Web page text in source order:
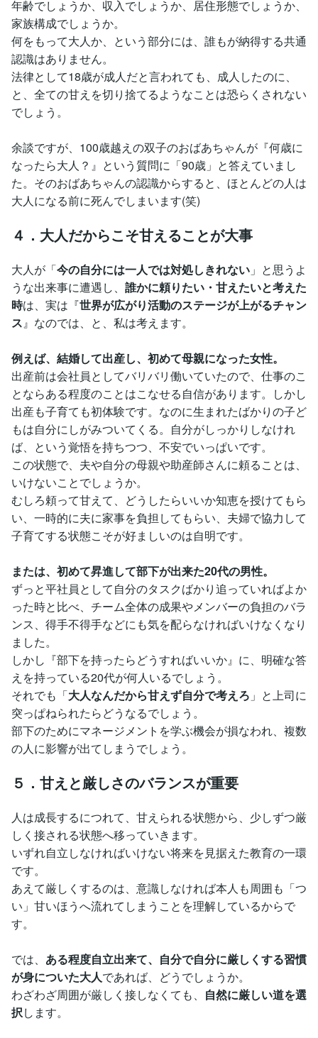
年齢でしょうか、収入でしょうか、居住形態でしょうか、
家族構成でしょうか。
何をもって大人か、という部分には、誰もが納得する共通
認識はありません。
法律として18歳が成人だと言われても、成人したのに、
と、全ての甘えを切り捨てるようなことは恐らくされない
でしょう。
余談ですが、100歳越えの双子のおばあちゃんが『何歳に
なったら大人？』という質問に「90歳」と答えていまし
た。そのおばあちゃんの認識からすると、ほとんどの人は
大人になる前に死んでしまいます(笑)
４．大人だからこそ甘えることが大事
大人が「今の自分には一人では対処しきれない 」と思うよ
うな出来事に遭遇し、 誰かに頼りたい・甘えたいと考えた
時は、実は『世界が広がり活動のステージが上がるチャン
ス』なのでは、と、私は考えます。
例えば、結婚して出産し、初めて母親になった女性。
出産前は会社員としてバリバリ働いていたので、仕事のこ
とならある程度のことはこなせる自信があります。しかし
出産も子育ても初体験です。なのに生まれたばかりの子ど
もは自分にしがみついてくる。自分がしっかりしなけれ
ば、という覚悟を持ちつつ、不安でいっぱいです。
この状態で、夫や自分の母親や助産師さんに頼ることは、
いけないことでしょうか。
むしろ頼って甘えて、どうしたらいいか知恵を授けてもら
い、一時的に夫に家事を負担してもらい、夫婦で協力して
子育てする状態こそが好ましいのは自明です。
または、初めて昇進して部下が出来た20代の男性。
ずっと平社員として自分のタスクばかり追っていればよか
った時と比べ、チーム全体の成果やメンバーの負担のバラ
ンス、得手不得手などにも気を配らなければいけなくなり
ました。
しかし『部下を持ったらどうすればいいか』に、明確な答
えを持っている20代が何人いるでしょう。
それでも「大人なんだから甘えず自分で考えろ 」と上司に
突っぱねられたらどうなるでしょう。
部下のためにマネージメントを学ぶ機会が損なわれ、複数
の人に影響が出てしまうでしょう。
５．甘えと厳しさのバランスが重要
人は成長するにつれて、甘えられる状態から、少しずつ厳
しく接される状態へ移っていきます。
いずれ自立しなければいけない将来を見据えた教育の一環
です。
あえて厳しくするのは、意識しなければ本人も周囲も「つ
い」甘いほうへ流れてしまうことを理解しているからで
す。
では、 ある程度自立出来て、自分で自分に厳しくする習慣
が身についた大人であれば、どうでしょうか。
わざわざ周囲が厳しく接しなくても、 自然に厳しい道を選
択します。